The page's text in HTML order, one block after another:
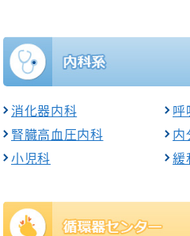
消化器内科 呼
腎臓高血圧内科
内
小児科
緩